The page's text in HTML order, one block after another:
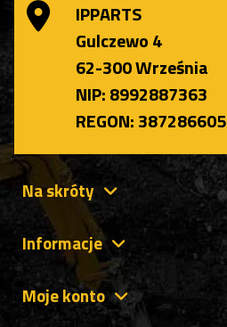
IPPARTS
Gulczewo 4
62-300 Września
NIP: 8992887363
REGON: 387286605
Na skróty
Informacje
Moje konto